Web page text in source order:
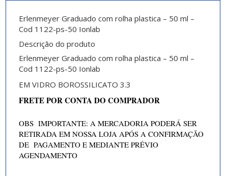
Erlenmeyer Graduado com rolha plastica – 50 ml –
Cod 1122-ps-50 Ionlab
Descrição do produto
Erlenmeyer Graduado com rolha plastica – 50 ml –
Cod 1122-ps-50 Ionlab
EM VIDRO BOROSSILICATO 3.3
FRETE POR CONTA DO COMPRADOR
OBS IMPORTANTE: A MERCADORIA PODERÁ SER
RETIRADA EM NOSSA LOJA APÓS A CONFIRMAÇÃO
DE PAGAMENTO E MEDIANTE PRÉVIO
AGENDAMENTO